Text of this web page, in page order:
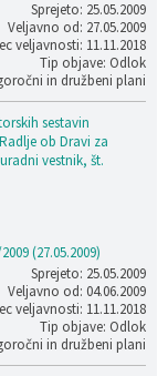
Sprejeto: 25.05.2009
Veljavno od: 27.05.2009
veljavnosti: 11.11.2018
Tip objave: Odlok
in družbeni plani
sestavin
ob Dravi za
vestnik, št.
(27.05.2009)
Sprejeto: 25.05.2009
Veljavno od: 04.06.2009
veljavnosti: 11.11.2018
Tip objave: Odlok
in družbeni plani